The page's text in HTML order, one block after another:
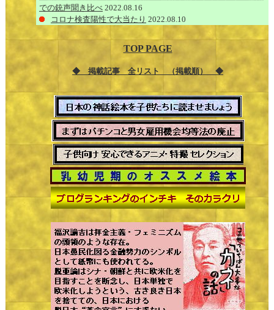
での銃声聞き比べ 2022.08.16
コロナ検査陽性で大当たり 2022.08.10
TOP PAGE
◆ 掲載記事 全リスト （掲載順） ◆